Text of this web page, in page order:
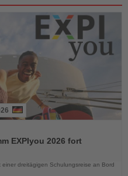
EXPIyou 2026 fort
dreitägigen Schulungsreise an Bord